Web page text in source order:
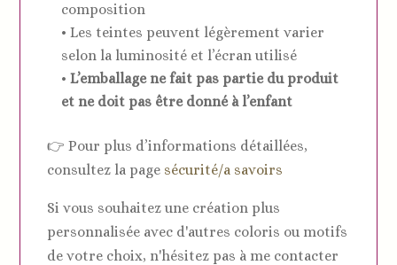
composition
• Les teintes peuvent légèrement varier
selon la luminosité et l’écran utilisé
•L’emballage ne fait pas partie du produit
et ne doit pas être donné à l’enfant
👉 Pour plus d’informations détaillées,
consultez la page sécurité/a savoirs
Si vous souhaitez une création plus
personnalisée avec d'autres coloris ou motifs
de votre choix, n'hésitez pas à me contacter